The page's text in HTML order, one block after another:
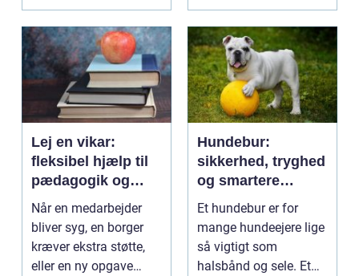
Lej en vikar:
fleksibel hjælp til
pædagogik og
sundhed
Når en medarbejder
bliver syg, en borger
kræver ekstra støtte,
eller en ny opgave
Hundebur:
sikkerhed, tryghed
og smartere
hverdag med hund
Et hundebur er for
mange hundeejere lige
så vigtigt som
halsbånd og sele. Et